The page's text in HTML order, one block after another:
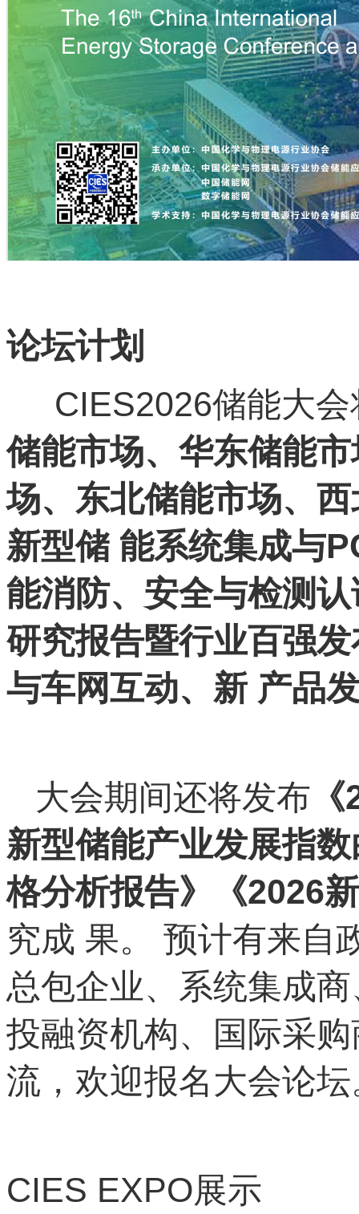
论坛计划
CIES2026储能大会
储能市场、华东储能
场、东北储能市场、
新型储 能系统集成与
能消防、安全与检测
研究报告暨行业百强
与车网互动、新 产品
大会期间还将发布
新型储能产业发展指
格分析报告》《2026
究成 果。 预计有来自
总包企业、系统集成
投融资机构、国际采
流，欢迎报名大会论坛
CIES EXPO展示